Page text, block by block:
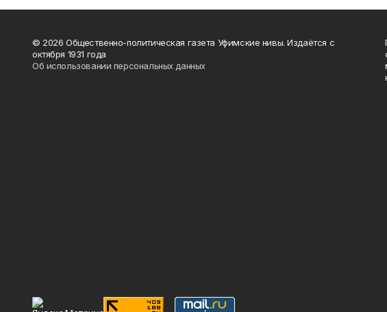
© 2026 Общественно-политическая газета Уфимские нивы. Издаётся с
октября 1931 года
Об использовании персональных данных